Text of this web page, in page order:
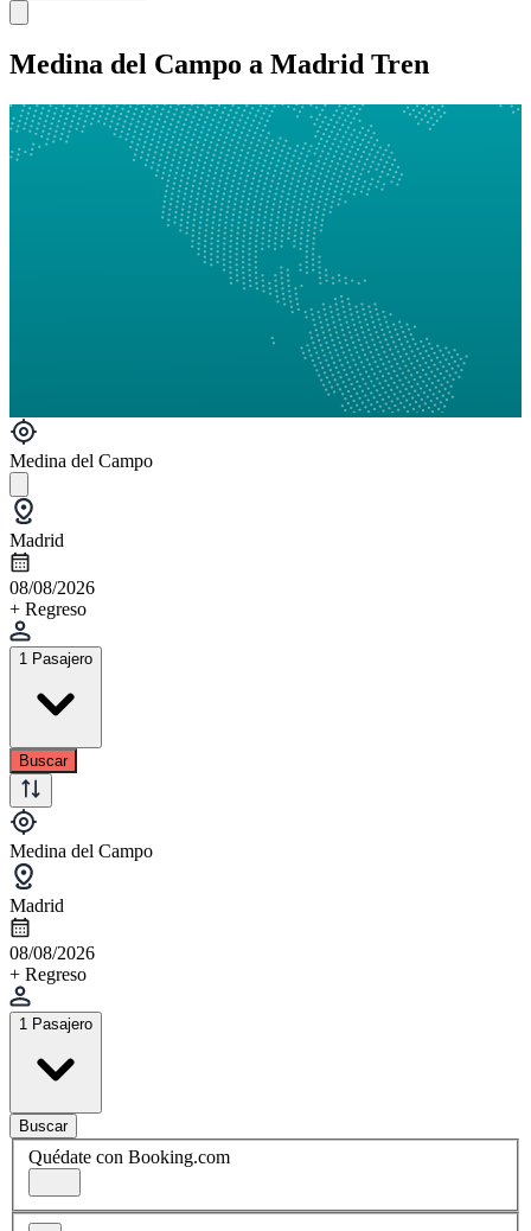
Medina del Campo a Madrid Tren
Medina del Campo
Madrid
08/08/2026
+ Regreso
1 Pasajero
Buscar
Medina del Campo
Madrid
08/08/2026
+ Regreso
1 Pasajero
Buscar
Quédate con Booking.com